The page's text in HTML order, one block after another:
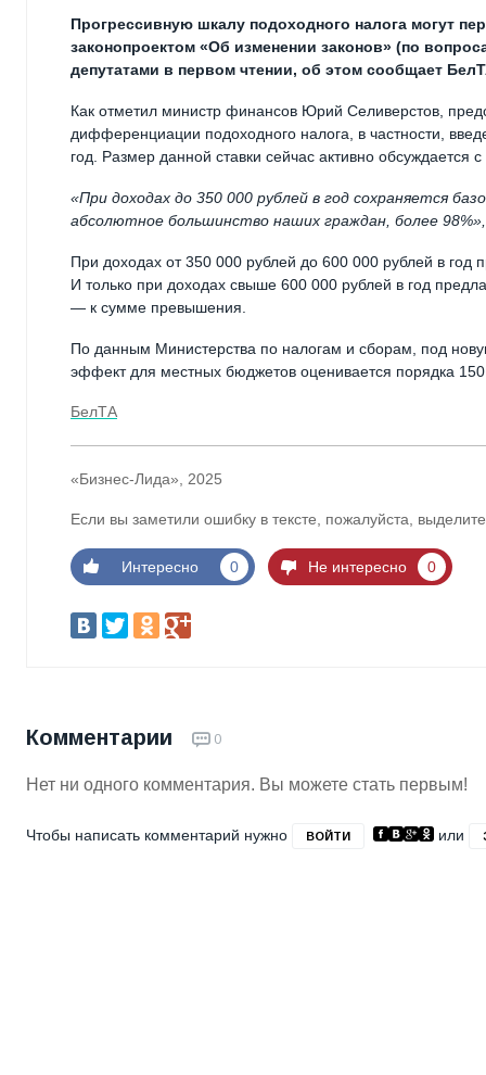
Прогрессивную шкалу подоходного налога могут
законопроектом «Об изменении законов» (по
депутатами в первом чтении, об этом сообщает
Как отметил министр финансов Юрий Селиверстов,
дифференциации подоходного налога, в частности,
год. Размер данной ставки сейчас активно
«При доходах до 350 000 рублей в год сохраняется
абсолютное большинство наших граждан, более 98%»,
При доходах от 350 000 рублей до 600 000 рублей в
И только при доходах свыше 600 000 рублей в год
— к сумме превышения.
По данным Министерства по налогам и сборам, под
эффект для местных бюджетов оценивается порядка
БелТА
«Бизнес-Лида», 2025
Если вы заметили ошибку в тексте, пожалуйста,
Интересно 0 Не интересно 0
Комментарии 0
Нет ни одного комментария. Вы можете стать первым!
Чтобы написать комментарий нужно ВОЙТИ или